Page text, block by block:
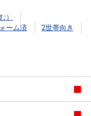
）
ーム済
2世帯向き